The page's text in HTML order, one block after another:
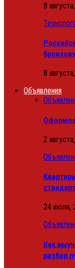
8
8
Объявления
2
24 июля,
Как
разбор